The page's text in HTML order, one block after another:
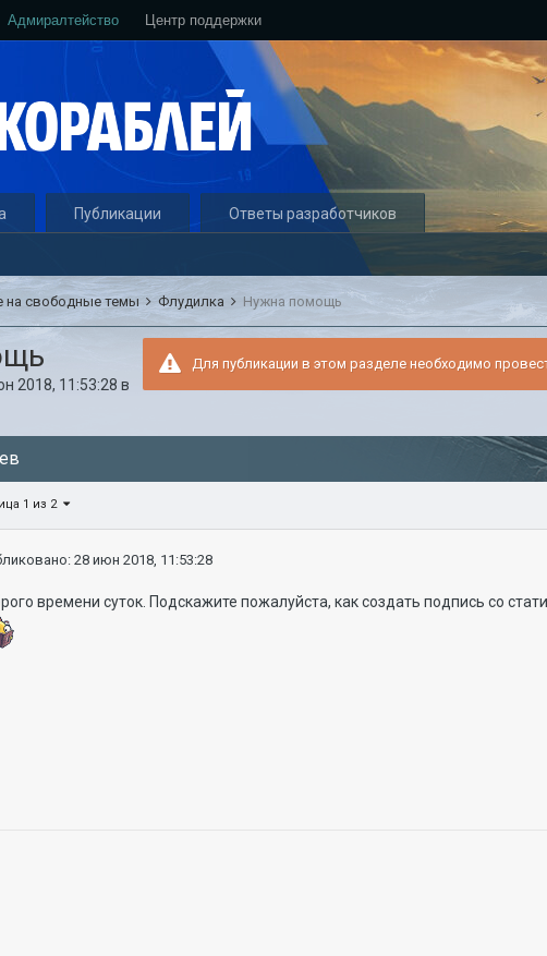
Адмиралтейство Центр поддержки
Публикации Ответы разработчиков
на свободные темы Флудилка Нужна помощь
Для публикации в этом разделе необходимо
2018, 11:53:28 в
1 из 2
28 июн 2018, 11:53:28
времени суток. Подскажите пожалуйста, как создать подпись со